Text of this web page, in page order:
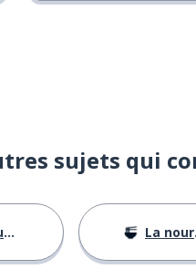
sujets qui
La nourriture